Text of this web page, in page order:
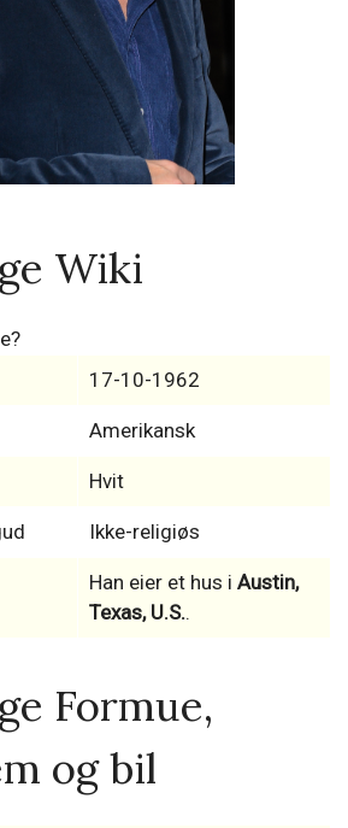
Wiki
17-10-1962
Amerikansk
Hvit
Ikke-religiøs
Han eier et hus i Austin,
Texas, U.S..
Formue,
og bil